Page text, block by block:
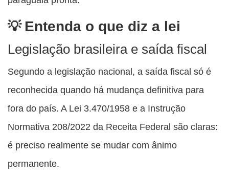
Entenda o que diz a lei
Legislação brasileira e saída fiscal
Segundo a legislação nacional, a saída fiscal só é
reconhecida quando há mudança definitiva para
fora do país. A Lei 3.470/1958 e a Instrução
Normativa 208/2022 da Receita Federal são claras:
é preciso realmente se mudar com ânimo
permanente.